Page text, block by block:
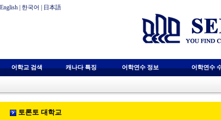
English 한국어 日本語
어학교 검색 캐나다 특징 어학연수 정보 어학연수
토론토 대학교